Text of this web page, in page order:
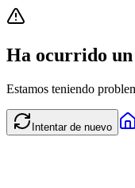
Ha ocurrido
Estamos teniendo
Intentar de nuevo